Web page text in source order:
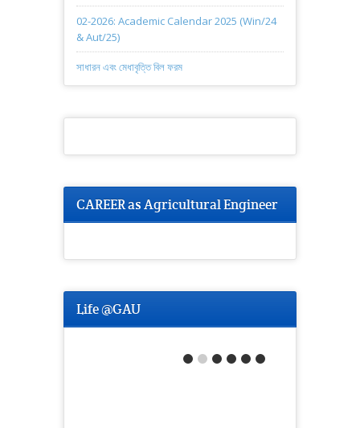
02-2026: Academic Calendar 2025 (Win/24
& Aut/25)
সাধারন এবং মেধাবৃত্তি বিল ফরম
CAREER as Agricultural Engineer
Life @GAU